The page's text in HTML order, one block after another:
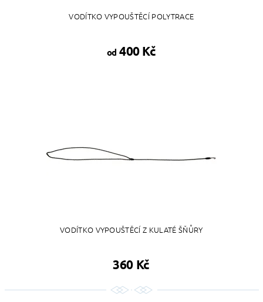
VODÍTKO VYPOUŠTĚCÍ POLYTRACE
od 400 Kč
VODÍTKO VYPOUŠTĚCÍ Z KULATÉ ŠŇŮRY
360 Kč